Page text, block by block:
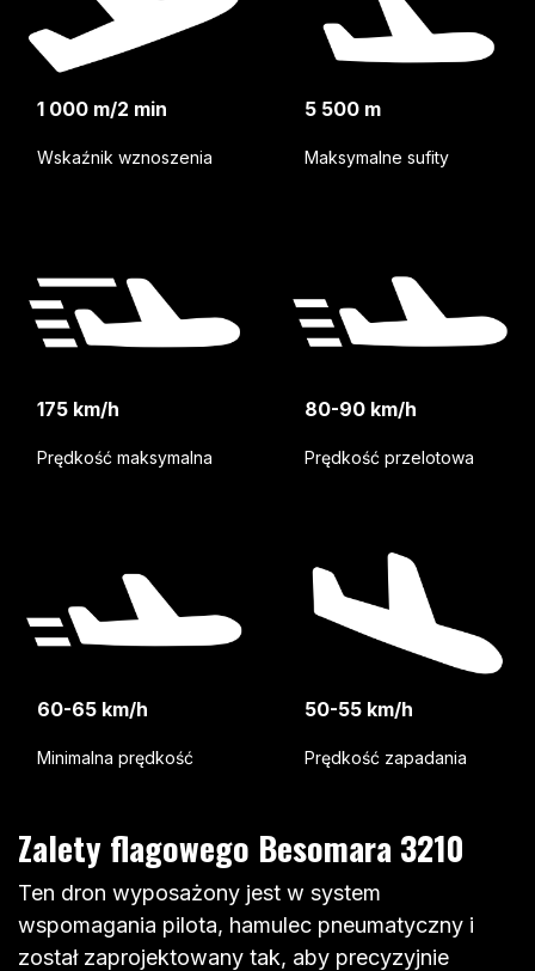
1 000 m/2 min
Wskaźnik wznoszenia
5 500 m
Maksymalne sufity
175 km/h
Prędkość maksymalna
80-90 km/h
Prędkość przelotowa
60-65 km/h
Minimalna prędkość
50-55 km/h
Prędkość zapadania
Zalety flagowego Besomara 3210
Ten dron wyposażony jest w system
wspomagania pilota, hamulec pneumatyczny i
został zaprojektowany tak, aby precyzyjnie